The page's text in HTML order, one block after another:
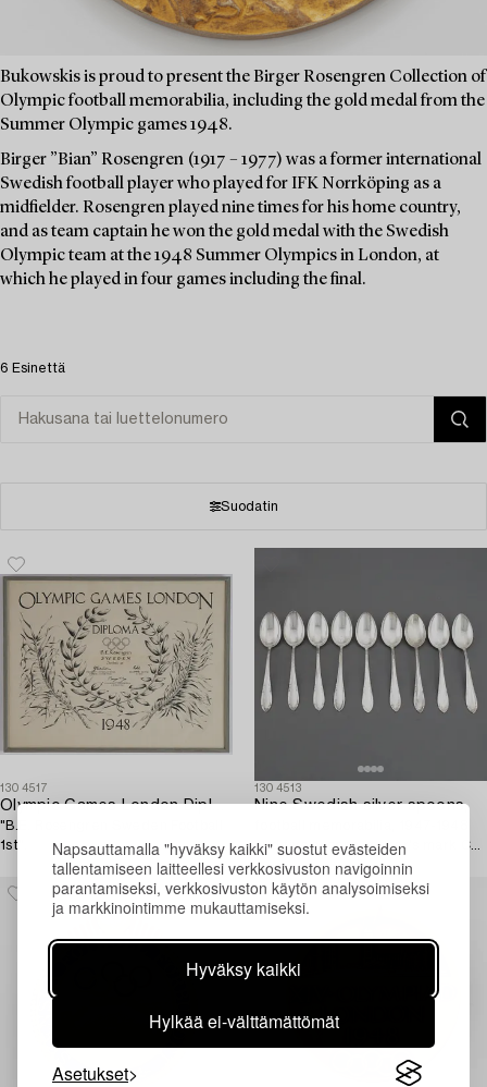
Napsauttamalla "hyväksy kaikki" suostut evästeiden
tallentamiseen laitteellesi verkkosivuston navigoinnin
parantamiseksi, verkkosivuston käytön analysoimiseksi
ja markkinointimme mukauttamiseksi.
Hyväksy kaikki
Hylkää ei-välttämättömät
Asetukset
Bukowskis is proud to present the Birger Rosengren Collection of
Olympic football memorabilia, including the gold medal from the
Summer Olympic games 1948.
Birger ”Bian” Rosengren (1917 – 1977) was a former international
Swedish football player who played for IFK Norrköping as a
midfielder. Rosengren played nine times for his home country,
and as team captain he won the gold medal with the Swedish
Olympic team at the 1948 Summer Olympics in London, at
which he played in four games including the final.
6 Esinettä
Suodatin
1304517
Olympic Games London Diploma 1948,
"B.E. Rosengren Sweden Football
1st".
1304513
Nine Swedish silver spoons,
and five spoons, maker's mark CG
Hallberg, Stockholm, 1947.